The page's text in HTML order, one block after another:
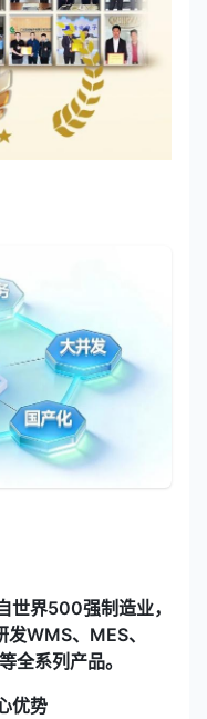
世界500强制造业，
WMS、MES、
全系列产品。
优势